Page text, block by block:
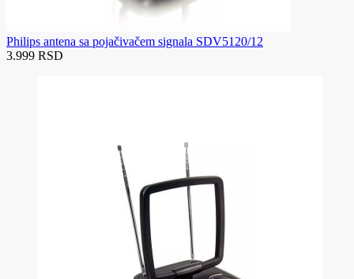
Philips antena sa pojačivačem signala SDV5120/12
3.999 RSD